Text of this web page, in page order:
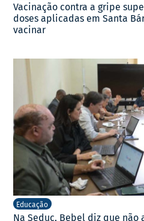
Vacinação contra a gripe
doses aplicadas em Santa
vacinar
Educação
Na Seduc, Bebel diz que